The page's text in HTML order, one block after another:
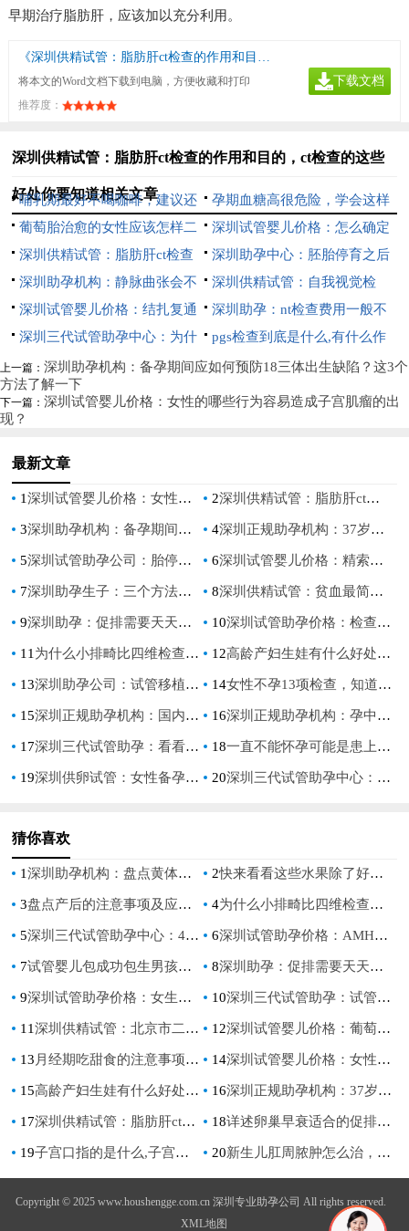
早期治疗脂肪肝，应该加以充分利用。
《深圳供精试管：脂肪肝ct检查的作用和目的，ct检查的这些好处你要知道》
将本文的Word文档下载到电脑，方便收藏和打印
推荐度：
下载文档
深圳供精试管：脂肪肝ct检查的作用和目的，ct检查的这些
好处你要知道相关文章
哺乳期最好不喝咖啡，建议还
是多吃下奶的食物
孕期血糖高很危险，学会这样
吃让你远离妊娠高血糖
葡萄胎治愈的女性应该怎样二
次备孕？
深圳试管婴儿价格：怎么确定
是不是输卵管堵塞，这几个检查
方法你知道吗？
深圳供精试管：脂肪肝ct检查
的作用和目的，ct检查的这些好
处你要知道
深圳助孕中心：胚胎停育之后
这些检查项目必须要做，找出问
题才能对症治疗
深圳助孕机构：静脉曲张会不
会遗传，这些治疗方式能有效帮
助解决烦恼
深圳供精试管：自我视觉检
查，让你及时发现视力问题
深圳试管婴儿价格：结扎复通
后多久可以怀孕,复通手术后一
般多久能怀上
深圳助孕：nt检查费用一般不
到三百，不同医院收费有差异
深圳三代试管助孕中心：为什
么不想做HPV和TCT检查- 3个原
因揭秘
pgs检查到底是什么,有什么作
用
上一篇： 深圳助孕机构：备孕期间应如何预防18三体出生缺陷？这3个
方法了解一下
下一篇： 深圳试管婴儿价格：女性的哪些行为容易造成子宫肌瘤的出
现？
最新文章
1深圳试管婴儿价格：女性的哪些行为容易造成子宫肌瘤的出现？ 2深圳供精试管：脂肪肝ct检查的作用和目的，ct检查的这些好处你要知道
3深圳助孕机构：备孕期间应如何预防18三体出生缺陷？这3个方法了解一下 4深圳正规助孕机构：37岁女性卵泡数量标准值，这个范围才算正常
5深圳试管助孕公司：胎停育后hcg不一定会下降，甚至会有所升高 6深圳试管婴儿价格：精索静脉曲张会带来这些影响，严重还会导致不孕不育
7深圳助孕生子：三个方法教你自测输卵管是否堵塞了，不知道的赶紧看进来 8深圳供精试管：贫血最简单的恢复方法,补血食物一览
9深圳助孕：促排需要天天去医院吗？促排注意事项千万别忽略 10深圳试管助孕价格：检查不孕不育要查哪几项呢？三个必要检查项目介绍
11为什么小排畸比四维检查贵,医生解答区别主要在这里 12高龄产妇生娃有什么好处吗,高龄产妇生的孩子怎么样
13深圳助孕公司：试管移植前各项指标要达标,治疗子宫血流的方法 14女性不孕13项检查，知道全了才能准备充足的做检查
15深圳正规助孕机构：国内卵子冷冻费用首次公开，附冻卵全流程解析 16深圳正规助孕机构：孕中期要注重饮食健康，吃一些对胎儿发育好的食物
17深圳三代试管助孕：看看孕期的检查哪些可以报销？帮你减轻负担 18一直不能怀孕可能是患上了不孕症，也有可能与生活方式有关
19深圳供卵试管：女性备孕吃什么食物好 这样吃让你成功受孕 20深圳三代试管助孕中心：想成功着床内膜厚度需控制好，标准厚度是8~12mm
猜你喜欢
1深圳助孕机构：盘点黄体酮的功效与作用，延缓更年期只是其中之一 2快来看看这些水果除了好吃之外还能帮助清洁子宫环境？
3盘点产后的注意事项及应对方法，产后妈妈必读 4为什么小排畸比四维检查贵,医生解答区别主要在这里
5深圳三代试管助孕中心：4岁孩子用蒙脱石散怎么用,蒙脱石散一次吃多少 6深圳试管助孕价格：AMH与多囊卵巢综合征：高多囊AMH值的病因及预防
7试管婴儿包成功包生男孩费用清单，附总价格表一览 8深圳助孕：促排需要天天去医院吗？促排注意事项千万别忽略
9深圳试管助孕价格：女生怀孕的症状分析，这六个症状都是怀孕的信号 10深圳三代试管助孕：试管婴儿人工周期移植步骤整理：主要分为四个环节
11深圳供精试管：北京市二胎能享受哪些福利？内附北京市二胎补助标准 12深圳试管婴儿价格：葡萄胎治愈的女性应该怎样二次备孕？
13月经期吃甜食的注意事项一览，热量低、少糖是最低标准 14深圳试管婴儿价格：女性的哪些行为容易造成子宫肌瘤的出现？
15高龄产妇生娃有什么好处吗,高龄产妇生的孩子怎么样 16深圳正规助孕机构：37岁女性卵泡数量标准值，这个范围才算正常
17深圳供精试管：脂肪肝ct检查的作用和目的，ct检查的这些好处你要知道 18详述卵巢早衰适合的促排方案，选合适自己的
19子宫口指的是什么,子宫口的重要性有哪些 20新生儿肛周脓肿怎么治，婴幼儿肛周脓肿的预防及治疗策略
Copyright © 2025 www.houshengge.com.cn 深圳专业助孕公司 All rights reserved.
XML地图